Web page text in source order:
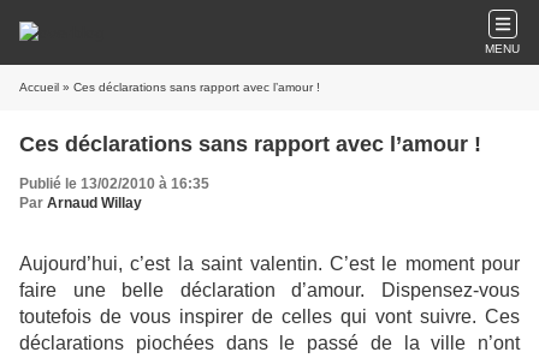
MENU
Accueil » Ces déclarations sans rapport avec l’amour !
Ces déclarations sans rapport avec l’amour !
Publié le 13/02/2010 à 16:35
Par Arnaud Willay
Aujourd’hui, c’est la saint valentin. C’est le moment pour
faire une belle déclaration d’amour. Dispensez-vous
toutefois de vous inspirer de celles qui vont suivre. Ces
déclarations piochées dans le passé de la ville n’ont